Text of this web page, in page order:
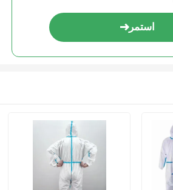
استمر